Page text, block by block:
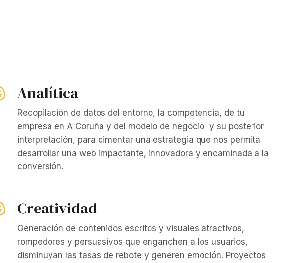
Analítica
Recopilación de datos del entorno, la competencia, de tu
empresa en A Coruña y del modelo de negocio y su posterior
interpretación, para cimentar una estrategia que nos permita
desarrollar una web impactante, innovadora y encaminada a la
conversión.
Creatividad
Generación de contenidos escritos y visuales atractivos,
rompedores y persuasivos que enganchen a los usuarios,
disminuyan las tasas de rebote y generen emoción. Proyectos